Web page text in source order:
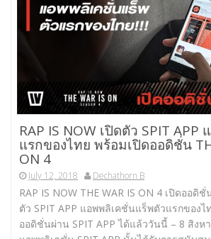
RAP IS NOW เปิดตัว SPIT APP
แรกของไทย พร้อมเปิดออดิชั่น
ON 4
July 12, 2018 Dechathorn B
RAP IS NOW THE WAR IS ON 4 เปิดออดิ
ตัว SPIT APP แอพพลิเคชั่นแร็พตัวแรกของไ
ออดิชั่นผ่าน SPIT APP ได้แล้ววันนี้ – 8 สิงห